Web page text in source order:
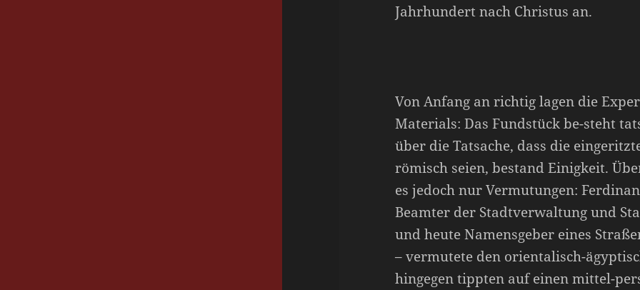
Jahrhundert nach Christus an.
Von Anfang an richtig lagen die
Materials: Das Fundstück be-steht
über die Tatsache, dass die
römisch seien, bestand Einigkeit.
es jedoch nur Vermutungen:
Beamter der Stadtverwaltung und
und heute Namensgeber eines
– vermutete den orientalisch-
hingegen tippten auf einen mittel-